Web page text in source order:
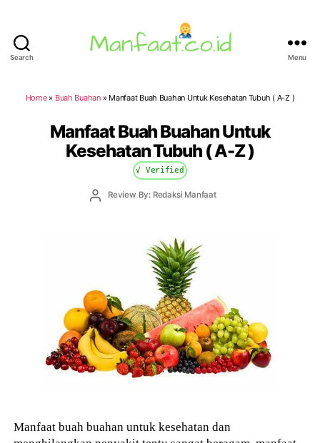
Search Menu
Home» Buah Buahan» Manfaat Buah Buahan Untuk Kesehatan Tubuh ( A-Z )
Manfaat Buah Buahan Untuk
Kesehatan Tubuh ( A-Z )
√ Verified
PostReview By: Redaksi Manfaat
Manfaat buah buahan untuk kesehatan dan